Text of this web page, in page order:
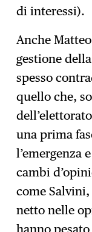
di interessi).
Anche
gestione
spesso
quello che,
una prima
l’emergenza
cambi
come
netto nelle
hanno